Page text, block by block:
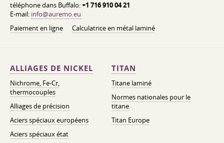
téléphone dans Buffalo:+1 716 910 04 21
E-mail: info@auremo.eu
Paiement en ligne
Calculatrice en métal laminé
ALLIAGES DE NICKEL
Nichrome, Fe-Cr,
thermocouples
Alliages de précision
Aciers spéciaux européens
Aciers spéciaux état
TITAN
Titane laminé
Normes nationales pour le
titane
Titan Europe